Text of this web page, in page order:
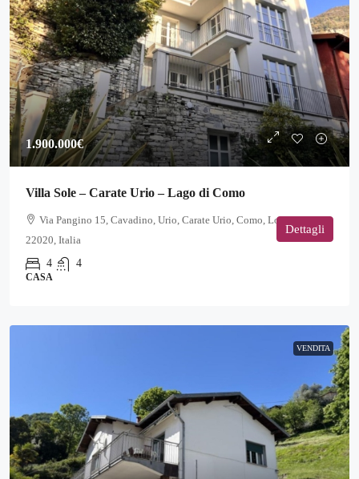
1.900.000€
Villa Sole – Carate Urio – Lago di Como
Via Pangino 15, Cavadino, Urio, Carate Urio, Como, Lombardia,
22020, Italia
4
4
CASA
Dettagli
VENDITA